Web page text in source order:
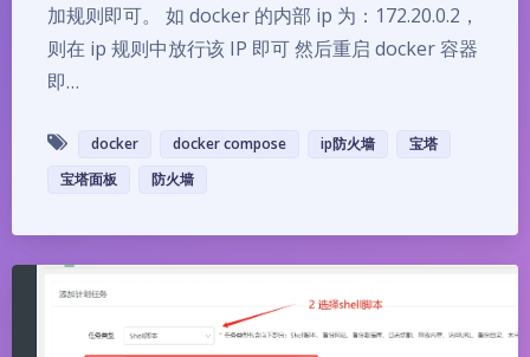
加规则即可。 如 docker 的内部 ip 为：172.20.0.2，
则在 ip 规则中放行该 IP 即可 然后重启 docker 容器
即…
docker docker compose ip防火墙
宝塔
宝塔面板
防火墙